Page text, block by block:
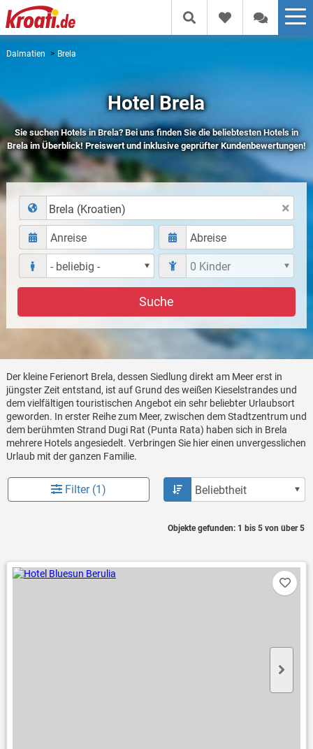
Dalmatien Brela
Hotel Brela
Sie suchen Hotels in Brela? Bei uns finden Sie die beliebtesten Hotels in
Brela im Überblick! Preiswert und inklusive geprüfter Kundenbewertungen!
Brela (Kroatien)
Suche
Der kleine Ferienort Brela, dessen Siedlung direkt am Meer erst in
jüngster Zeit entstand, ist auf Grund des weißen Kieselstrandes und
dem vielfältigen touristischen Angebot ein sehr beliebter Urlaubsort
geworden. In erster Reihe zum Meer, zwischen dem Stadtzentrum und
dem berühmten Strand Dugi Rat (Punta Rata) haben sich in Brela
mehrere Hotels angesiedelt. Verbringen Sie hier einen unvergesslichen
Urlaub mit der ganzen Familie.
Filter (1)
Objekte gefunden: 1 bis 5 von über 5